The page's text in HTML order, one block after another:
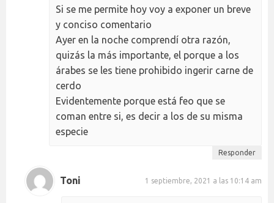
Si se me permite hoy voy a exponer un breve
y conciso comentario
Ayer en la noche comprendí otra razón,
quizás la más importante, el porque a los
árabes se les tiene prohibido ingerir carne de
cerdo
Evidentemente porque está feo que se
coman entre si, es decir a los de su misma
especie
Responder
Toni 1 septiembre, 2021 a las 10:14 am